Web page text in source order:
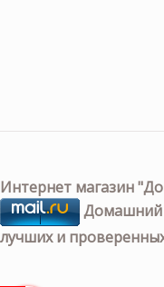
Интернет магазин
Домашний
лучших и